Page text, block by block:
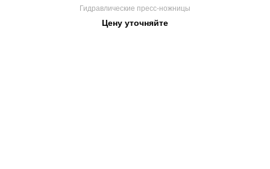
Гидравлические пресс-ножницы
Цену уточняйте